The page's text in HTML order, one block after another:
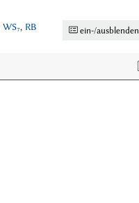
ein-/ausblenden
WS₇, RB